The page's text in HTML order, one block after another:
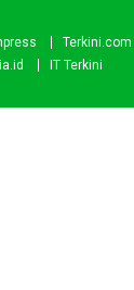
Terkini.com
IT Terkini